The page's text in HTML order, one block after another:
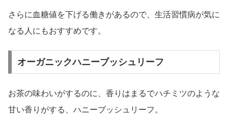
さらに血糖値を下げる働きがあるので、生活習慣病が気に
なる人にもおすすめです。
オーガニックハニーブッシュリーフ
お茶の味わいがするのに、香りはまるでハチミツのような
甘い香りがする、ハニーブッシュリーフ。